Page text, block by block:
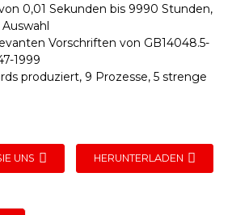
0,01 Sekunden bis 9990 Stunden,
Vorschriften von GB14048.5-
1999
produziert, 9 Prozesse, 5 strenge
UNS HERUNTERLADEN